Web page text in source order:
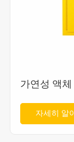
가연성 액
자세히 알